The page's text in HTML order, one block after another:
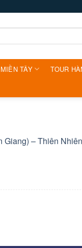
TÂY TOUR
Giang) – Thiên